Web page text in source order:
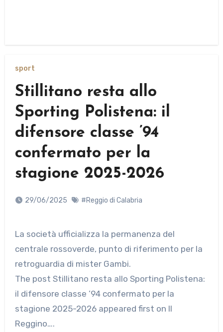
sport
Stillitano resta allo
Sporting Polistena: il
difensore classe ’94
confermato per la
stagione 2025-2026
29/06/2025 #Reggio di Calabria
La società ufficializza la permanenza del
centrale rossoverde, punto di riferimento per la
retroguardia di mister Gambi.
The post Stillitano resta allo Sporting Polistena:
il difensore classe ’94 confermato per la
stagione 2025-2026 appeared first on Il
Reggino….